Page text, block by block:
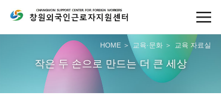
HOME 교육·문화 교육 자료실
작은 두 손으로 만드는 더 큰 세상